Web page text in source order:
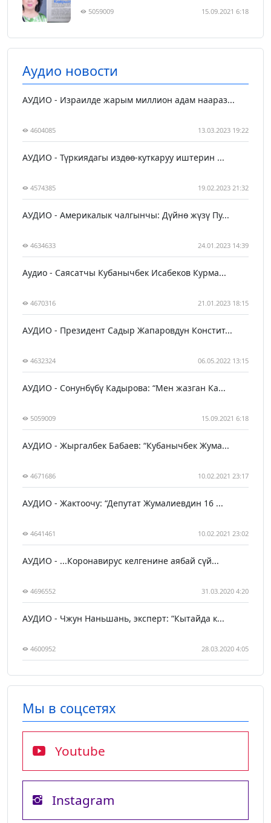
5059009 15.09.2021 6:18
Аудио новости
АУДИО - Израилде жарым миллион адам наараз...
4604085 13.03.2023 19:22
АУДИО - Түркиядагы издөө-куткаруу иштерин ...
4574385 19.02.2023 21:32
АУДИО - Америкалык чалгынчы: Дүйнө жүзү Пу...
4634633 24.01.2023 14:39
Аудио - Саясатчы Кубанычбек Исабеков Курма...
4670316 21.01.2023 18:15
АУДИО - Президент Садыр Жапаровдун Констит...
4632324 06.05.2022 13:15
АУДИО - Сонунбүбү Кадырова: “Мен жазган Ка...
5059009 15.09.2021 6:18
АУДИО - Жыргалбек Бабаев: “Кубанычбек Жума...
4671686 10.02.2021 23:17
АУДИО - Жактоочу: “Депутат Жумалиевдин 16 ...
4641461 10.02.2021 23:02
АУДИО - ...Коронавирус келгенине аябай сүй...
4696552 31.03.2020 4:20
АУДИО - Чжун Наньшань, эксперт: “Кытайда к...
4600952 28.03.2020 4:05
Мы в соцсетях
Youtube
Instagram